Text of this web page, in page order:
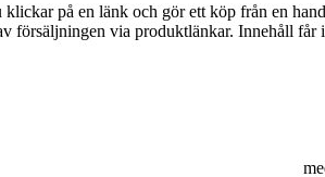
på en länk och gör ett köp från en
via produktlänkar. Innehåll får